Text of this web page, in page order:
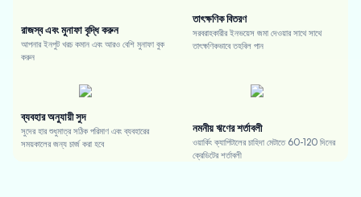
রাজস্ব এবং মুনাফা বৃদ্ধি করুন
আপনার ইনপুট খরচ কমান এবং আরও বেশি মুনাফা বুক
করুন
তাৎক্ষণিক বিতরণ
সরবরাহকারীর ইনভয়েস জমা দেওয়ার সাথে সাথে
তাৎক্ষণিকভাবে তহবিল পান
ব্যবহার অনুযায়ী সুদ
সুদের হার শুধুমাত্র সঠিক পরিমাণ এবং ব্যবহারের
সময়কালের জন্য চার্জ করা হবে
নমনীয় ঋণের শর্তাবলী
ওয়ার্কিং ক্যাপিটালের চাহিদা মেটাতে 60-120 দিনের
ক্রেডিটের শর্তাবলী